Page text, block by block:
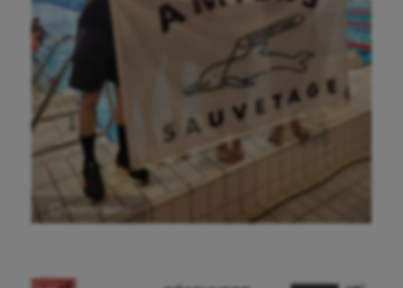
Ⓒ Gazette Sports